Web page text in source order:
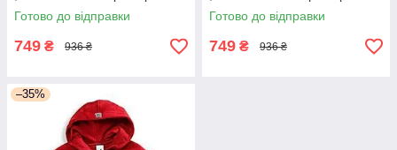
Готово до відправки
749 ₴ 936 ₴
Готово до відправки
749 ₴ 936 ₴
–35%